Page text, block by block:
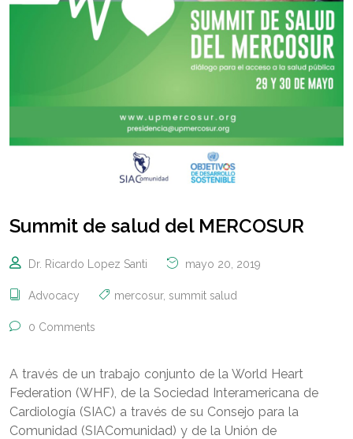
Summit de salud del MERCOSUR
Dr. Ricardo Lopez Santi mayo 20, 2019
Advocacy mercosur, summit salud
0 Comments
A través de un trabajo conjunto de la World Heart
Federation (WHF), de la Sociedad Interamericana de
Cardiología (SIAC) a través de su Consejo para la
Comunidad (SIAComunidad) y de la Unión de